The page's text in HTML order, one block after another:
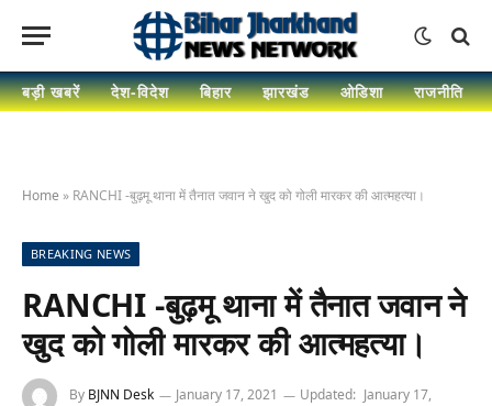
बड़ी खबरें देश-विदेश बिहार झारखंड ओडिशा राजनीति
Home » RANCHI -बुढ़मू थाना में तैनात जवान ने खुद को गोली मारकर की आत्महत्या।
BREAKING NEWS
RANCHI -बुढ़मू थाना में तैनात जवान ने
खुद को गोली मारकर की आत्महत्या।
By BJNN Desk January 17, 2021 Updated: January 17,